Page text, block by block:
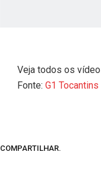
Veja todos os
Fonte:G1 Tocantins
COMPARTILHAR.